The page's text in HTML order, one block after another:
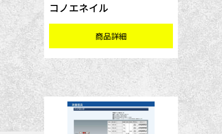
コノエネイル
商品詳細